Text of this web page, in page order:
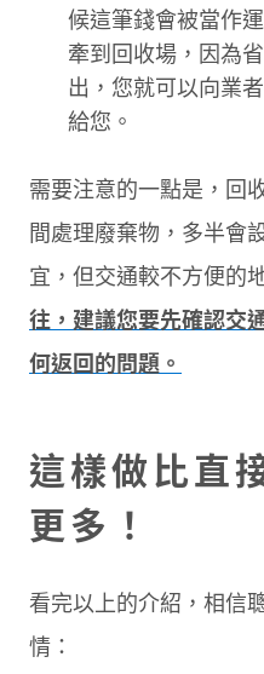
候這筆錢會被當作
牽到回收場，因為
出，您就可以向業
給您。
需要注意的一點是，回
間處理廢棄物，多半會
宜，但交通較不方便的
往，建議您要先確認交
何返回的問題。
這樣做比直
更多！
看完以上的介紹，相信
情：